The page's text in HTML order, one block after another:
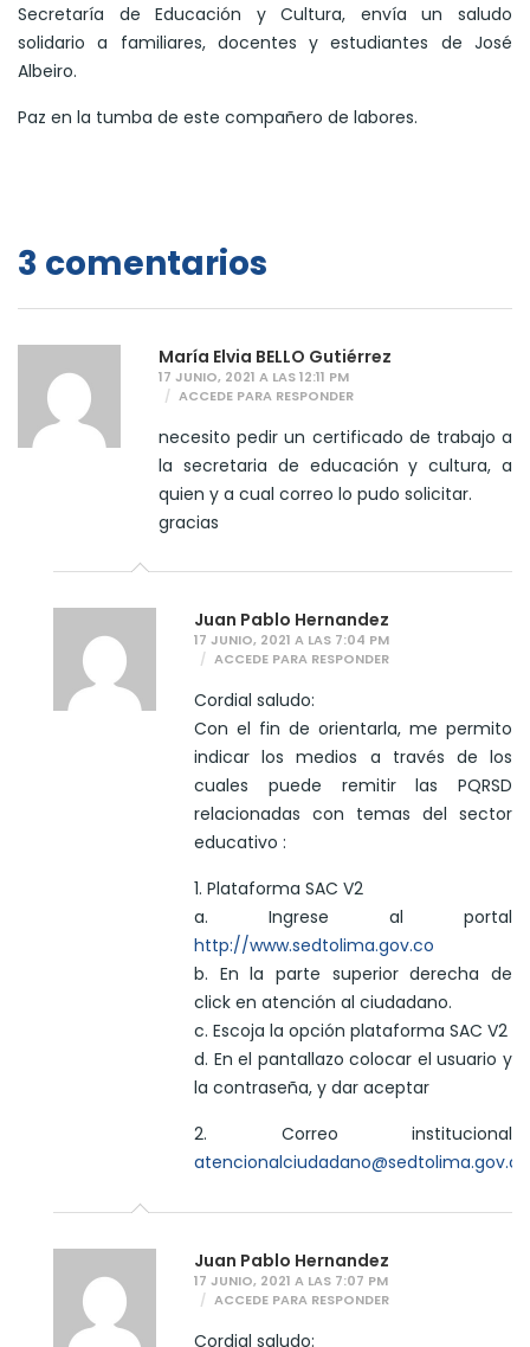
Secretaría de Educación y Cultura, envía un saludo
solidario a familiares, docentes y estudiantes de José
Albeiro.
Paz en la tumba de este compañero de labores.
3 comentarios
María Elvia BELLO Gutiérrez
17 JUNIO, 2021 A LAS 12:11 PM
ACCEDE PARA RESPONDER
necesito pedir un certificado de trabajo a
la secretaria de educación y cultura, a
quien y a cual correo lo pudo solicitar.
gracias
Juan Pablo Hernandez
17 JUNIO, 2021 A LAS 7:04 PM
ACCEDE PARA RESPONDER
Cordial saludo:
Con el fin de orientarla, me permito
indicar los medios a través de los
cuales puede remitir las PQRSD
relacionadas con temas del sector
educativo :
1. Plataforma SAC V2
a. Ingrese al portal
http://www.sedtolima.gov.co
b. En la parte superior derecha de
click en atención al ciudadano.
c. Escoja la opción plataforma SAC V2
d. En el pantallazo colocar el usuario y
la contraseña, y dar aceptar
2. Correo institucional
atencionalciudadano@sedtolima.gov.co
Juan Pablo Hernandez
17 JUNIO, 2021 A LAS 7:07 PM
ACCEDE PARA RESPONDER
Cordial saludo: